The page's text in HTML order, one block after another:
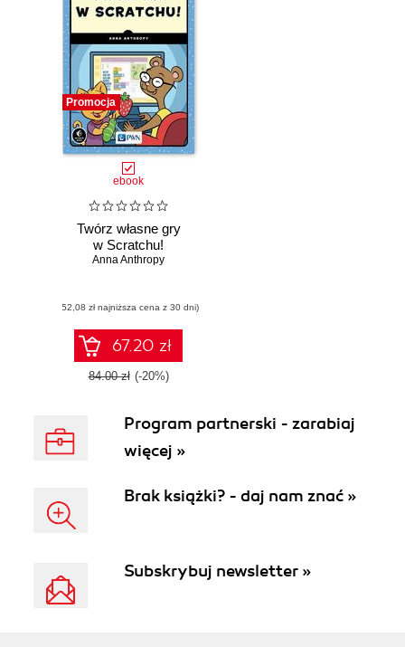
Promocja
ebook
Twórz własne gry
w Scratchu!
Anna Anthropy
(52,08 zł najniższa cena z 30 dni)
67.20 zł
84.00 zł (-20%)
Program partnerski - zarabiaj
więcej »
Brak książki? - daj nam znać »
Subskrybuj newsletter »